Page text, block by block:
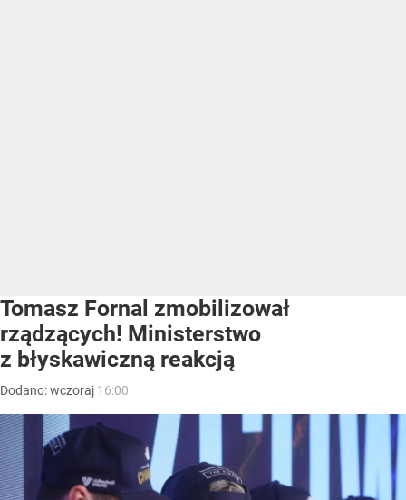
Tomasz Fornal zmobilizował
rządzących! Ministerstwo
z błyskawiczną reakcją
Dodano:wczoraj 16:00